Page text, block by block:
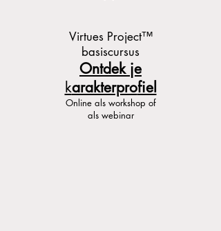
Virtues Project™
basiscursus
Ontdek je
karakterprofiel
Online als workshop of
als webinar